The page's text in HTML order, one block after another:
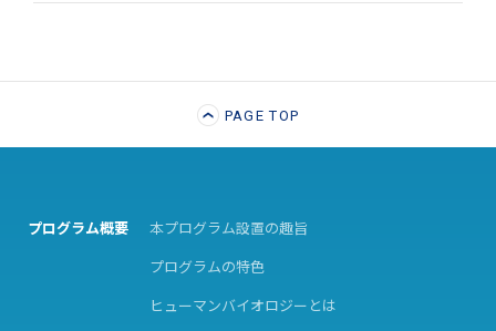
PAGE TOP
プログラム概要
本プログラム設置の趣旨
プログラムの特色
ヒューマンバイオロジーとは